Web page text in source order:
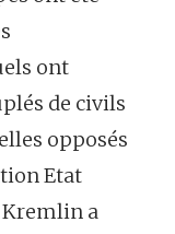
ont
de civils
opposés
Etat
a